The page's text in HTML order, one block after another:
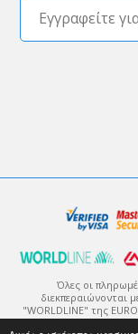
Όλες οι
"WORLDLINE" της
πρωτόκολλο